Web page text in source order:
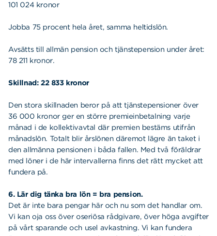
101 024 kronor
Jobba 75 procent hela året, samma heltidslön.
Avsätts till allmän pension och tjänstepension under året:
78 211 kronor.
Skillnad: 22 833 kronor
Den stora skillnaden beror på att tjänstepensioner över
36 000 kronor ger en större premieinbetalning varje
månad i de kollektivavtal där premien bestäms utifrån
månadslön. Totalt blir årslönen däremot lägre än taket i
den allmänna pensionen i båda fallen. Med två föräldrar
med löner i de här intervallerna finns det rätt mycket att
fundera på.
6. Lär dig tänka bra lön = bra pension.
Det är inte bara pengar här och nu som det handlar om.
Vi kan oja oss över oseriösa rådgivare, över höga avgifter
på vårt sparande och usel avkastning. Vi kan fundera